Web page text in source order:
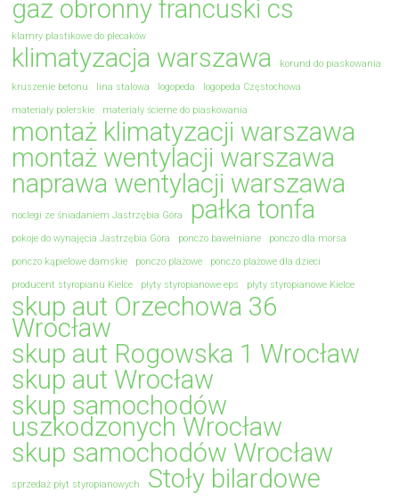
gaz obronny francuski cs
klamry plastikowe do plecaków
klimatyzacja warszawa
korund do piaskowania
kruszenie betonu
lina stalowa logopeda
logopeda Częstochowa
materiały polerskie
materiały ścierne do piaskowania
montaż klimatyzacji warszawa
montaż wentylacji warszawa
naprawa wentylacji warszawa
noclegi ze śniadaniem Jastrzębia Góra pałka tonfa
pokoje do wynajęcia Jastrzębia Góra ponczo bawełniane
ponczo dla morsa
ponczo kąpielowe damskie
ponczo plażowe
ponczo plażowe dla dzieci
producent styropianu Kielce
płyty styropianowe eps płyty styropianowe Kielce
skup aut Orzechowa 36
Wrocław
skup aut Rogowska 1 Wrocław
skup aut Wrocław
skup samochodów
uszkodzonych Wrocław
skup samochodów Wrocław
sprzedaż płyt styropianowych Stoły bilardowe